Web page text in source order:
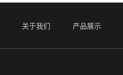
关于我们 产品展示